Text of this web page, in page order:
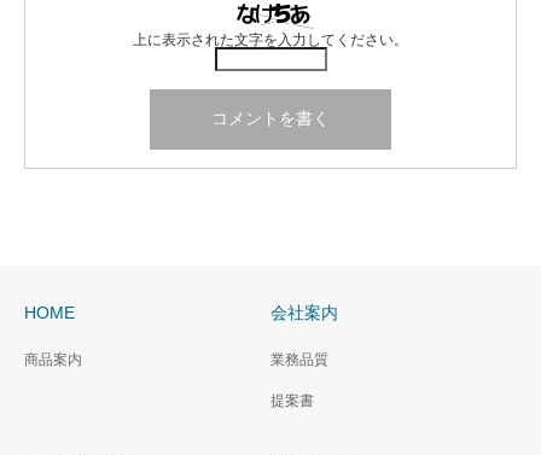
上に表示された文字を入力してください。
HOME
商品案内
会社案内
業務品質
提案書